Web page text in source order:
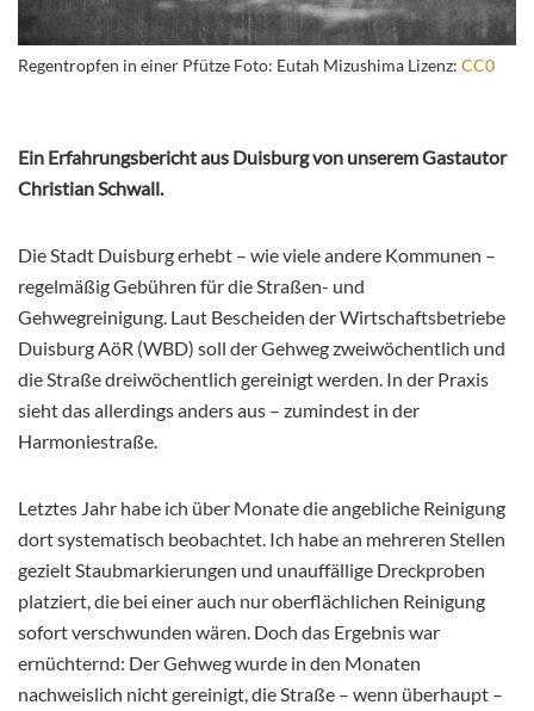
Regentropfen in einer Pfütze Foto: Eutah Mizushima Lizenz: CC0
Ein Erfahrungsbericht aus Duisburg von unserem Gastautor
Christian Schwall.
Die Stadt Duisburg erhebt – wie viele andere Kommunen –
regelmäßig Gebühren für die Straßen- und
Gehwegreinigung. Laut Bescheiden der Wirtschaftsbetriebe
Duisburg AöR (WBD) soll der Gehweg zweiwöchentlich und
die Straße dreiwöchentlich gereinigt werden. In der Praxis
sieht das allerdings anders aus – zumindest in der
Harmoniestraße.
Letztes Jahr habe ich über Monate die angebliche Reinigung
dort systematisch beobachtet. Ich habe an mehreren Stellen
gezielt Staubmarkierungen und unauffällige Dreckproben
platziert, die bei einer auch nur oberflächlichen Reinigung
sofort verschwunden wären. Doch das Ergebnis war
ernüchternd: Der Gehweg wurde in den Monaten
nachweislich nicht gereinigt, die Straße – wenn überhaupt –